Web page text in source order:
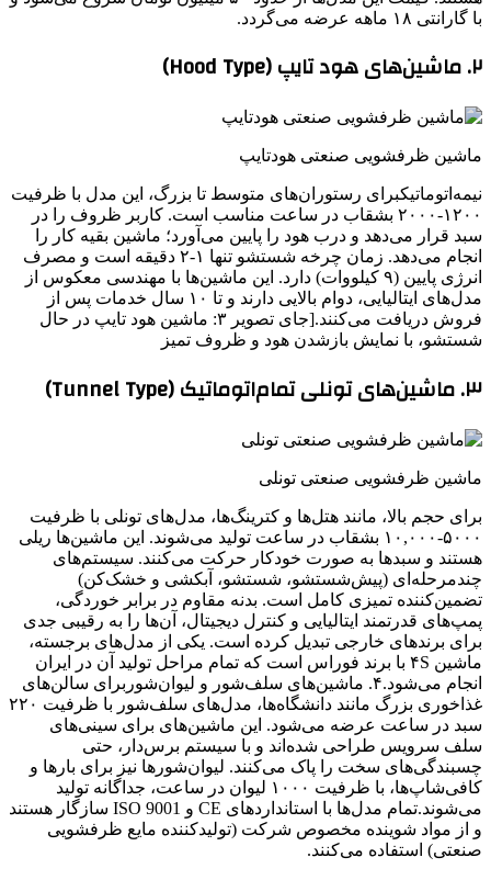
با گارانتی ۱۸ ماهه عرضه می‌گردد.
۲. ماشین‌های هود تایپ (Hood Type)
ماشین ظرفشویی صنعتی هودتایپ
نیمه‌اتوماتیکبرای رستوران‌های متوسط تا بزرگ، این مدل با ظرفیت
۱۲۰۰-۲۰۰۰ بشقاب در ساعت مناسب است. کاربر ظروف را در
سبد قرار می‌دهد و درب هود را پایین می‌آورد؛ ماشین بقیه کار را
انجام می‌دهد. زمان چرخه شستشو تنها ۱-۲ دقیقه است و مصرف
انرژی پایین (۹ کیلووات) دارد. این ماشین‌ها با مهندسی معکوس از
مدل‌های ایتالیایی، دوام بالایی دارند و تا ۱۰ سال خدمات پس از
فروش دریافت می‌کنند.[جای تصویر ۳: ماشین هود تایپ در حال
شستشو، با نمایش بازشدن هود و ظروف تمیز
۳. ماشین‌های تونلی تمام‌اتوماتیک (Tunnel Type)
ماشین ظرفشویی صنعتی تونلی
برای حجم بالا، مانند هتل‌ها و کترینگ‌ها، مدل‌های تونلی با ظرفیت
۵۰۰۰-۱۰,۰۰۰ بشقاب در ساعت تولید می‌شوند. این ماشین‌ها ریلی
هستند و سبدها به صورت خودکار حرکت می‌کنند. سیستم‌های
چندمرحله‌ای (پیش‌شستشو، شستشو، آبکشی و خشک‌کن)
تضمین‌کننده تمیزی کامل است. بدنه مقاوم در برابر خوردگی،
پمپ‌های قدرتمند ایتالیایی و کنترل دیجیتال، آن‌ها را به رقیبی جدی
برای برندهای خارجی تبدیل کرده است. یکی از مدل‌های برجسته،
ماشین ۴S با برند فوراس است که تمام مراحل تولید آن در ایران
انجام می‌شود.۴. ماشین‌های سلف‌شور و لیوان‌شوربرای سالن‌های
غذاخوری بزرگ مانند دانشگاه‌ها، مدل‌های سلف‌شور با ظرفیت ۲۲۰
سبد در ساعت عرضه می‌شود. این ماشین‌های برای سینی‌های
سلف سرویس طراحی شده‌اند و با سیستم برس‌دار، حتی
چسبندگی‌های سخت را پاک می‌کنند. لیوان‌شورها نیز برای بارها و
کافی‌شاپ‌ها، با ظرفیت ۱۰۰۰ لیوان در ساعت، جداگانه تولید
می‌شوند.تمام مدل‌ها با استانداردهای CE و ISO 9001 سازگار هستند
و از مواد شوینده مخصوص شرکت (تولیدکننده مایع ظرفشویی
صنعتی) استفاده می‌کنند.